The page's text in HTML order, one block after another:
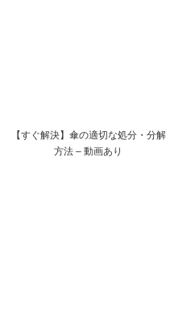
【すぐ解決】傘の適切な処分・分解
方法 – 動画あり